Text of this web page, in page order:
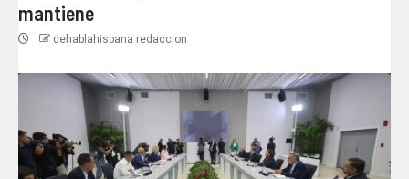
mantiene
dehablahispana redaccion